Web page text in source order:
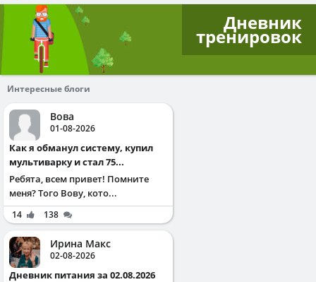
Дневник
тренировок
Интересные блоги
Вова
01-08-2026
Как я обманул систему, купил
мультиварку и стал 75...
Ребята, всем привет! Помните
меня? Того Вову, кото...
14 138
Ирина Макс
02-08-2026
Дневник питания за 02.08.2026